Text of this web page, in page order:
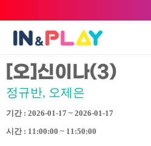
건너뛰기
[오]신이나(3)
정규반, 오제은
기간 : 2026-01-17 ~ 2026-01-17
시간 : 11:00:00 ~ 11:50:00